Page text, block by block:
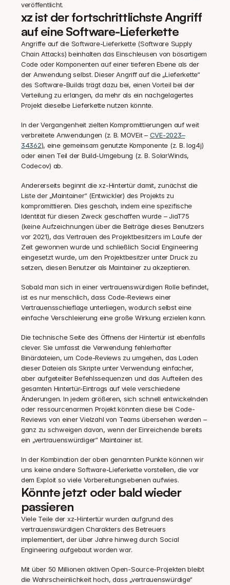
veröffentlicht.
xz ist der fortschrittlichste Angriff
auf eine Software-Lieferkette
Angriffe auf die Software-Lieferkette (Software Supply
Chain Attacks) beinhalten das Einschleusen von bösartigem
Code oder Komponenten auf einer tieferen Ebene als der
der Anwendung selbst. Dieser Angriff auf die „Lieferkette“
des Software-Builds trägt dazu bei, einen Vorteil bei der
Verteilung zu erlangen, da mehr als ein nachgelagertes
Projekt dieselbe Lieferkette nutzen könnte.
In der Vergangenheit zielten Kompromittierungen auf weit
verbreitete Anwendungen (z. B. MOVEit – CVE-2023–
34362), eine gemeinsam genutzte Komponente (z. B. log4j)
oder einen Teil der Build-Umgebung (z. B. SolarWinds,
Codecov) ab.
Andererseits beginnt die xz-Hintertür damit, zunächst die
Liste der „Maintainer“ (Entwickler) des Projekts zu
kompromittieren. Dies geschah, indem eine spezifische
Identität für diesen Zweck geschaffen wurde – JiaT75
(keine Aufzeichnungen über die Beiträge dieses Benutzers
vor 2021), das Vertrauen des Projektbesitzers im Laufe der
Zeit gewonnen wurde und schließlich Social Engineering
eingesetzt wurde, um den Projektbesitzer unter Druck zu
setzen, diesen Benutzer als Maintainer zu akzeptieren.
Sobald man sich in einer vertrauenswürdigen Rolle befindet,
ist es nur menschlich, dass Code-Reviews einer
Vertrauensschieflage unterliegen, wodurch selbst eine
einfache Verschleierung eine große Wirkung erzielen kann.
Die technische Seite des Öffnens der Hintertür ist ebenfalls
clever. Sie umfasst die Verwendung fehlerhafter
Binärdateien, um Code-Reviews zu umgehen, das Laden
dieser Dateien als Skripte unter Verwendung einfacher,
aber aufgeteilter Befehlssequenzen und das Aufteilen des
gesamten Hintertür-Eintrags auf viele verschiedene
Änderungen. In jedem größeren, sich schnell entwickelnden
oder ressourcenarmen Projekt könnten diese bei Code-
Reviews von einer Vielzahl von Teams übersehen werden –
ganz zu schweigen davon, wenn der Einreichende bereits
ein „vertrauenswürdiger“ Maintainer ist.
In der Kombination der oben genannten Punkte können wir
uns keine andere Software-Lieferkette vorstellen, die vor
dem Exploit so viele Vorbereitungsebenen aufwies.
Könnte jetzt oder bald wieder
passieren
Viele Teile der xz-Hintertür wurden aufgrund des
vertrauenswürdigen Charakters des Betreuers
implementiert, der über Jahre hinweg durch Social
Engineering aufgebaut worden war.
‍Mit über 50 Millionen aktiven Open-Source-Projekten bleibt
die Wahrscheinlichkeit hoch, dass „vertrauenswürdige“